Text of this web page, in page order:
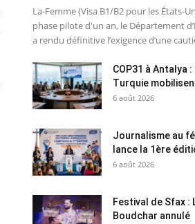
La-Femme (Visa B1/B2 pour les États-
phase pilote d'un an, le Département
a rendu définitive l’exigence d’une
COP31 à Antalya :
Turquie
6 août 2026
Journalisme au
lance la 1ère
6 août 2026
Festival de Sfax :
Boudchar annulé